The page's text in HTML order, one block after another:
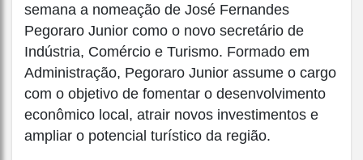
semana a nomeação de José Fernandes
Pegoraro Junior como o novo secretário de
Indústria, Comércio e Turismo. Formado em
Administração, Pegoraro Junior assume o cargo
com o objetivo de fomentar o desenvolvimento
econômico local, atrair novos investimentos e
ampliar o potencial turístico da região.